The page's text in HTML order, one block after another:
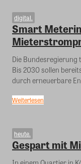
digital.
Smart
Die
Bis 2030 sollen
durch erneuerbare
Weiterlesen
heute.
Gespart mit